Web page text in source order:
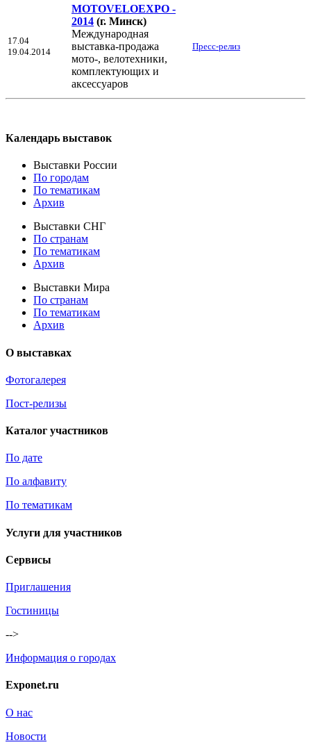
17.04
19.04.2014
MOTOVELOEXPO -
2014 (г. Минск)
Международная
выставка-продажа
мото-, велотехники,
комплектующих и
аксессуаров
Пресс-релиз
Календарь выставок
Выставки России
По городам
По тематикам
Архив
Выставки СНГ
По странам
По тематикам
Архив
Выставки Мира
По странам
По тематикам
Архив
О выставках
Фотогалерея
Пост-релизы
Каталог участников
По дате
По алфавиту
По тематикам
Услуги для участников
Сервисы
Приглашения
Гостиницы
-->
Информация о городах
Exponet.ru
О нас
Новости